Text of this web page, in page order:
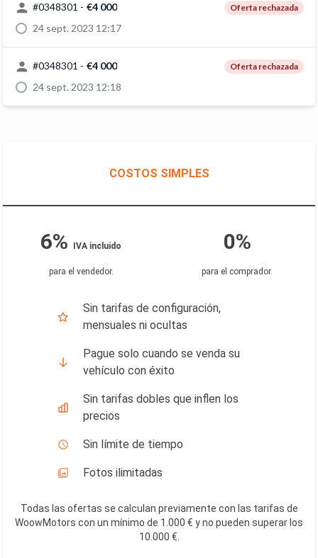
#0348301 - €4 000 Oferta rechazada
24 sept. 2023 12:17
#0348301 - €4 000 Oferta rechazada
24 sept. 2023 12:18
COSTOS SIMPLES
6% IVA incluido 0%
para el vendedor. para el comprador.
Sin tarifas de configuración,
mensuales ni ocultas
Pague solo cuando se venda su
vehículo con éxito
Sin tarifas dobles que inflen los
precios
Sin límite de tiempo
Fotos ilimitadas
Todas las ofertas se calculan previamente con las tarifas de
WoowMotors con un mínimo de 1.000 € y no pueden superar los
10.000 €